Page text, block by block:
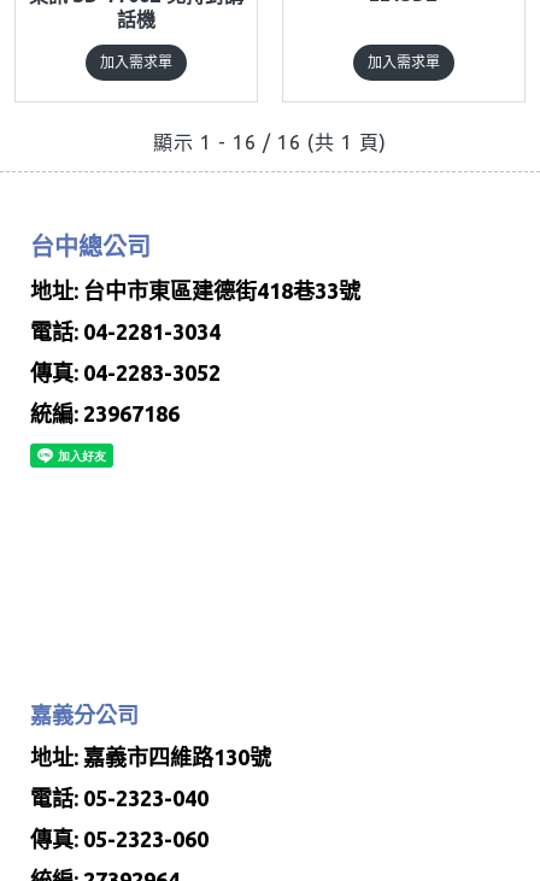
話機
加入需求單 加入需求單
顯示 1 - 16 / 16 (共 1 頁)
台中總公司
地址: 台中市東區建德街418巷33號
電話: 04-2281-3034
傳真: 04-2283-3052
統編: 23967186
嘉義分公司
地址: 嘉義市四維路130號
電話: 05-2323-040
傳真: 05-2323-060